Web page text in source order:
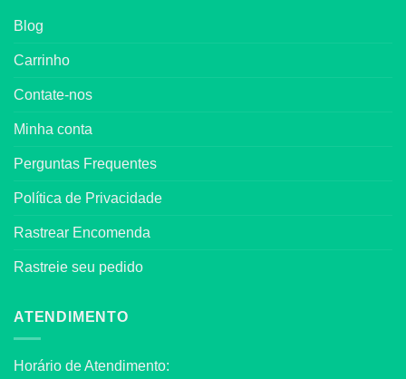
Blog
Carrinho
Contate-nos
Minha conta
Perguntas Frequentes
Política de Privacidade
Rastrear Encomenda
Rastreie seu pedido
ATENDIMENTO
Horário de Atendimento: